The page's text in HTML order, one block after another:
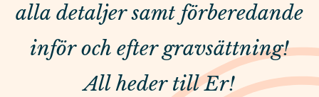
alla detaljer samt förberedande
inför och efter gravsättning!
All heder till Er!